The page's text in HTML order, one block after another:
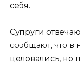
себя.
Супруги
сообщают, что в
целовались, но